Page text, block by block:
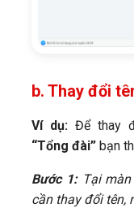
b. Thay đổi
Ví dụ: Để thay
“Tổng đài” bạn
Bước 1:Tại màn
cần thay đổi tên,